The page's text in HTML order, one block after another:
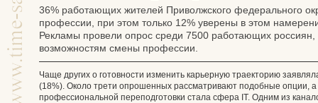
36% работающих жителей Приволжского федерального
профессии, при этом только 12% уверены в этом
Рекламы провели опрос среди 7500 работающих россиян,
возможностям смены профессии.
Чаще других о готовности изменить карьерную траекторию
(18%). Около трети опрошенных рассматривают подобные опции,
профессиональной переподготовки стала сфера IT. Одним из